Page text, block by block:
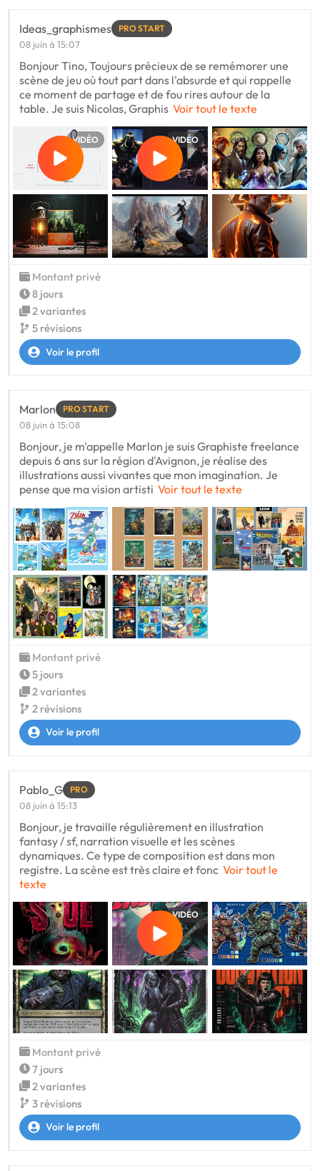
Ideas_graphismes PRO START
08 juin à 15:07
Bonjour Tino, Toujours précieux de se remémorer une
scène de jeu où tout part dans l'absurde et qui rappelle
ce moment de partage et de fou rires autour de la
table. Je suis Nicolas, Graphis Voir tout le texte
VIDÉO VIDÉO
Montant privé
8 jours
2 variantes
5 révisions
Voir le profil
Marlon PRO START
08 juin à 15:08
Bonjour, je m'appelle Marlon je suis Graphiste freelance
depuis 6 ans sur la région d'Avignon, je réalise des
illustrations aussi vivantes que mon imagination. Je
pense que ma vision artisti Voir tout le texte
Montant privé
5 jours
2 variantes
2 révisions
Voir le profil
Pablo_G PRO
08 juin à 15:13
Bonjour, je travaille régulièrement en illustration
fantasy / sf, narration visuelle et les scènes
dynamiques. Ce type de composition est dans mon
registre. La scène est très claire et fonc Voir tout le
texte
VIDÉO
Montant privé
7 jours
2 variantes
3 révisions
Voir le profil